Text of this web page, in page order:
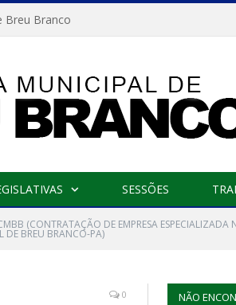
Breu Branco
SESSÕES
(CONTRATAÇÃO DE EMPRESA ESPECIALIZADA
DE BREU BRANCO-PA)
0 NÃO